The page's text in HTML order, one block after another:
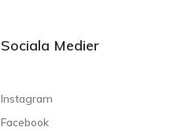
Sociala Medier
Instagram
Facebook